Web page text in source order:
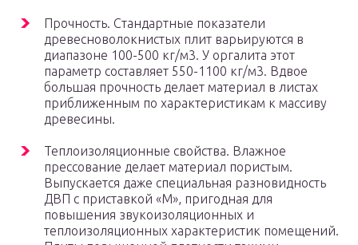
Прочность. Стандартные показатели
древесноволокнистых плит варьируются в
диапазоне 100-500 кг/м3. У оргалита этот
параметр составляет 550-1100 кг/м3. Вдвое
большая прочность делает материал в листах
приближенным по характеристикам к массиву
древесины.
Теплоизоляционные свойства. Влажное
прессование делает материал пористым.
Выпускается даже специальная разновидность
ДВП с приставкой «М», пригодная для
повышения звукоизоляционных и
теплоизоляционных характеристик помещений.